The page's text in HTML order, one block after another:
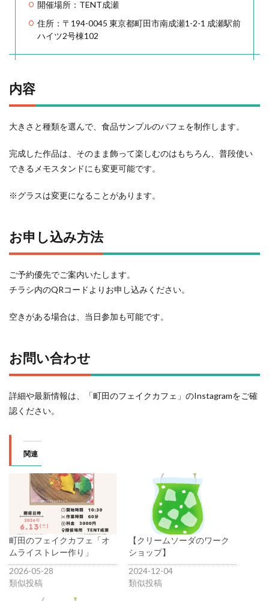
開催場所：TENT成瀬
住所：〒194-0045 東京都町田市南成瀬1-2-1 成瀬駅前
ハイツ2号棟102
内容
大きさと種類を選んで、食品サンプルのパフェを制作します。
完成した作品は、そのまま飾って楽しむのはもちろん、普段使い
できるメモスタンドにも変更可能です。
※グラスは変更になることがあります。
お申し込み方法
ご予約優先でご案内いたします。
チラシ内のQRコードよりお申し込みください。
空きがある場合は、当日参加も可能です。
お問い合わせ
詳細や最新情報は、「町田のフェイクカフェ」のInstagramをご確
認ください。
関連
町田のフェイクカフェ「オ
ムライストレー作り」
2026-05-28
類似投稿
【クリームソーダのワーク
ショップ】
2024-12-04
類似投稿